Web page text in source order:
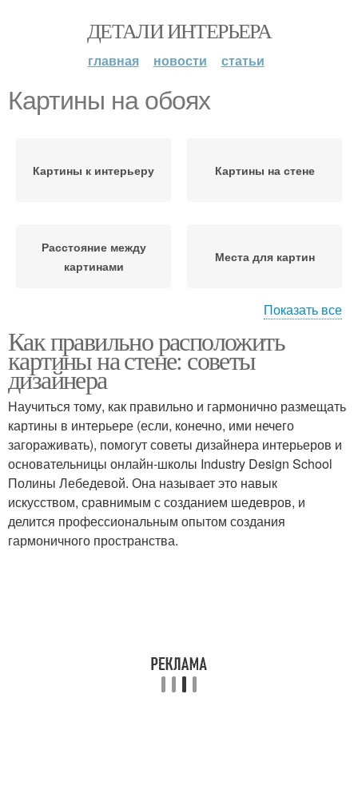
ДЕТАЛИ ИНТЕРЬЕРА
главная новости статьи
Картины на обоях
Картины к интерьеру Картины на стене
Расстояние между
картинами
Места для картин
обоях
Картины для стены
Картины в зависимости Картины в тренде
Показать все
Как правильно расположить
картины на стене: советы
дизайнера
Научиться тому, как правильно и гармонично размещать
картины в интерьере (если, конечно, ими нечего
загораживать), помогут советы дизайнера интерьеров и
основательницы онлайн-школы Industry Design School
Полины Лебедевой. Она называет это навык
искусством, сравнимым с созданием шедевров, и
делится профессиональным опытом создания
гармоничного пространства.